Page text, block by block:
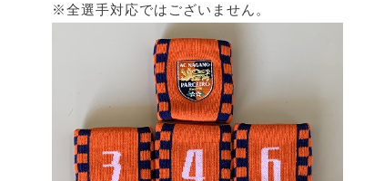
※全選手対応ではございません。